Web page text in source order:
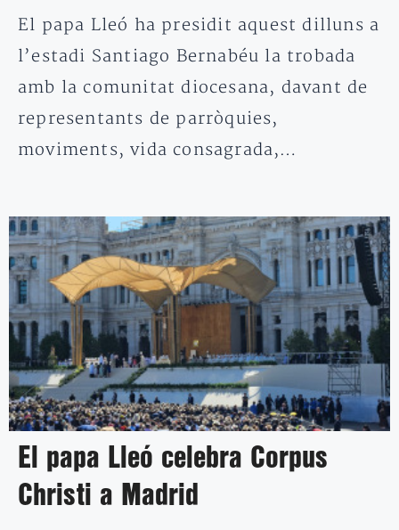
El papa Lleó ha presidit aquest dilluns a
l’estadi Santiago Bernabéu la trobada
amb la comunitat diocesana, davant de
representants de parròquies,
moviments, vida consagrada,…
El papa Lleó celebra Corpus
Christi a Madrid